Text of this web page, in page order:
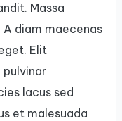
Massa
diam maecenas
Elit
pulvinar
lacus sed
et malesuada